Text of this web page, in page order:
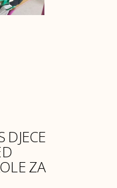
DJECE
ZA